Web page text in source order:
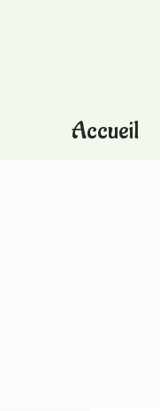
Accueil